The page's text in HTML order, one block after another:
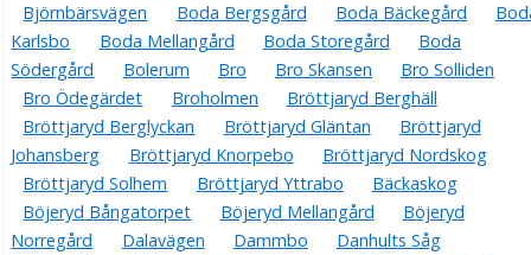
Björnbärsvägen
Boda Bergsgård Boda Bäckegård
Karlsbo
Boda Mellangård Boda Storegård
Boda
Södergård
Bolerum Bro Bro Skansen
Bro Solliden
Bro Ödegärdet
Broholmen
Bröttjaryd Berghäll
Bröttjaryd Berglyckan
Bröttjaryd Gläntan
Bröttjaryd
Johansberg
Bröttjaryd Knorpebo
Bröttjaryd Nordskog
Bröttjaryd Solhem
Bröttjaryd Yttrabo
Bäckaskog
Böjeryd Bångatorpet
Böjeryd Mellangård
Böjeryd
Norregård
Dalavägen Dammbo
Danhults Såg